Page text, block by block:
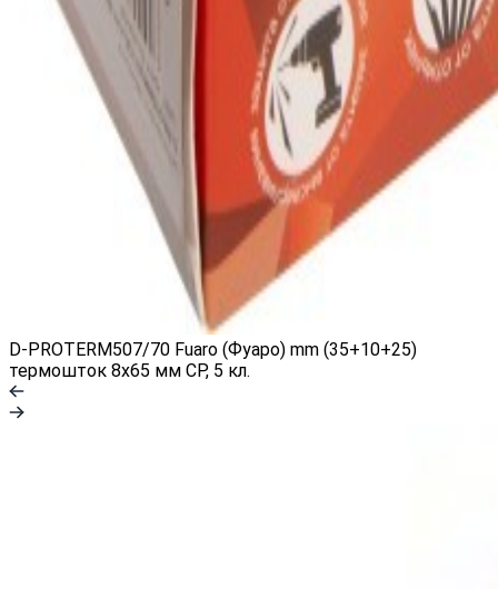
D-PROTERM507/70 Fuaro (Фуаро) mm (35+10+25)
термошток 8х65 мм CP, 5 кл.